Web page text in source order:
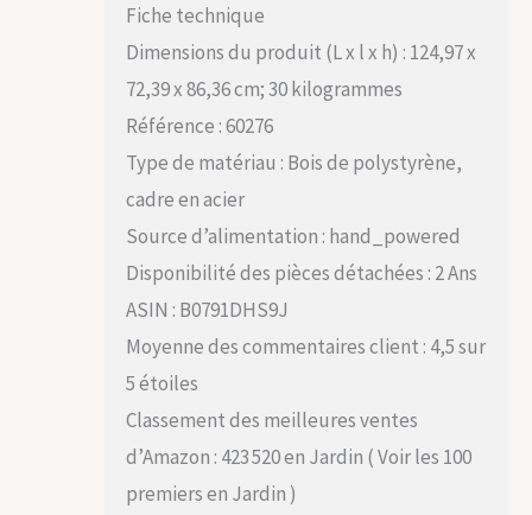
Fiche technique
Dimensions du produit (L x l x h) : 124,97 x
72,39 x 86,36 cm; 30 kilogrammes
Référence : 60276
Type de matériau : Bois de polystyrène,
cadre en acier
Source d’alimentation : hand_powered
Disponibilité des pièces détachées : 2 Ans
ASIN : B0791DHS9J
Moyenne des commentaires client : 4,5 sur
5 étoiles
Classement des meilleures ventes
d’Amazon : 423 520 en Jardin ( Voir les 100
premiers en Jardin )